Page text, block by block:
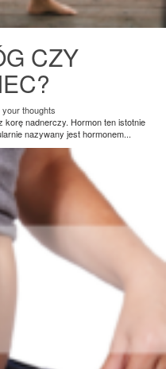
CZY
your thoughts
nadnerczy. Hormon ten istotnie
nazywany jest hormonem...